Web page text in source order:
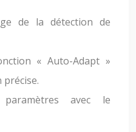
de la détection de
« Auto-Adapt »
avec le